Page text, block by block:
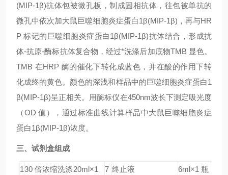
(MIP-1β)抗体包被微孔板，制成固相抗体，往包被单抗的
微孔中依次加大鼠巨噬细胞炎症蛋白1β(MIP-1β) ，再与HR
P 标记的巨噬细胞炎症蛋白1β(MIP-1β)抗体结合，形成抗
体-抗原-酶标抗体复合物，经过*洗涤后加底物TMB 显色。
TMB 在HRP 酶的催化下转化成蓝色，并在酸的作用下转
化成终的黄色。颜色的深浅和样品中的巨噬细胞炎症蛋白1
β(MIP-1β)呈正相关。用酶标仪在450nm波长下测定吸光度
（OD 值），通过标准曲线计算样品中大鼠巨噬细胞炎症
蛋白1β(MIP-1β)浓度。
三、试剂盒组成
130 倍浓缩洗涤20ml×1 7 终止液 6ml×1 瓶